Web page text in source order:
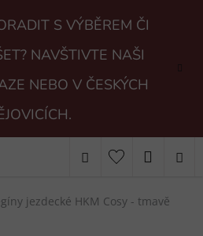
S VÝBĚREM ČI
NAVŠTIVTE NAŠI
NEBO V ČESKÝCH
Hledat
KOŠÍK
jezdecké HKM Cosy - tmavě